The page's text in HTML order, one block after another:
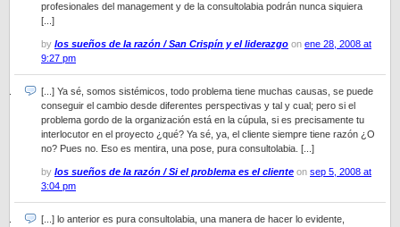
profesionales del management y de la consultolabia podrán nunca siquiera
[...]
by los sueños de la razón / San Crispín y el liderazgo on ene 28, 2008 at
9:27 pm
[...] Ya sé, somos sistémicos, todo problema tiene muchas causas, se puede
conseguir el cambio desde diferentes perspectivas y tal y cual; pero si el
problema gordo de la organización está en la cúpula, si es precisamente tu
interlocutor en el proyecto ¿qué? Ya sé, ya, el cliente siempre tiene razón ¿O
no? Pues no. Eso es mentira, una pose, pura consultolabia. [...]
by los sueños de la razón / Si el problema es el cliente on sep 5, 2008 at
3:04 pm
[...] lo anterior es pura consultolabia, una manera de hacer lo evidente,